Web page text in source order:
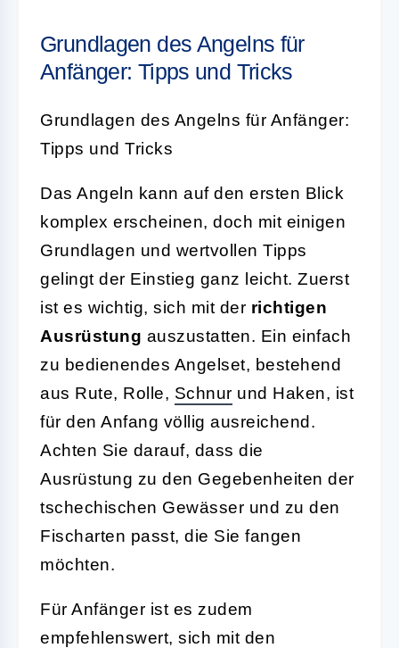
Grundlagen des Angelns für
Anfänger: Tipps und Tricks
Grundlagen des Angelns für Anfänger:
Tipps und Tricks
Das Angeln kann auf den ersten Blick
komplex erscheinen, doch mit einigen
Grundlagen und wertvollen Tipps
gelingt der Einstieg ganz leicht. Zuerst
ist es wichtig, sich mit der richtigen
Ausrüstung auszustatten. Ein einfach
zu bedienendes Angelset, bestehend
aus Rute, Rolle, Schnur und Haken, ist
für den Anfang völlig ausreichend.
Achten Sie darauf, dass die
Ausrüstung zu den Gegebenheiten der
tschechischen Gewässer und zu den
Fischarten passt, die Sie fangen
möchten.
Für Anfänger ist es zudem
empfehlenswert, sich mit den